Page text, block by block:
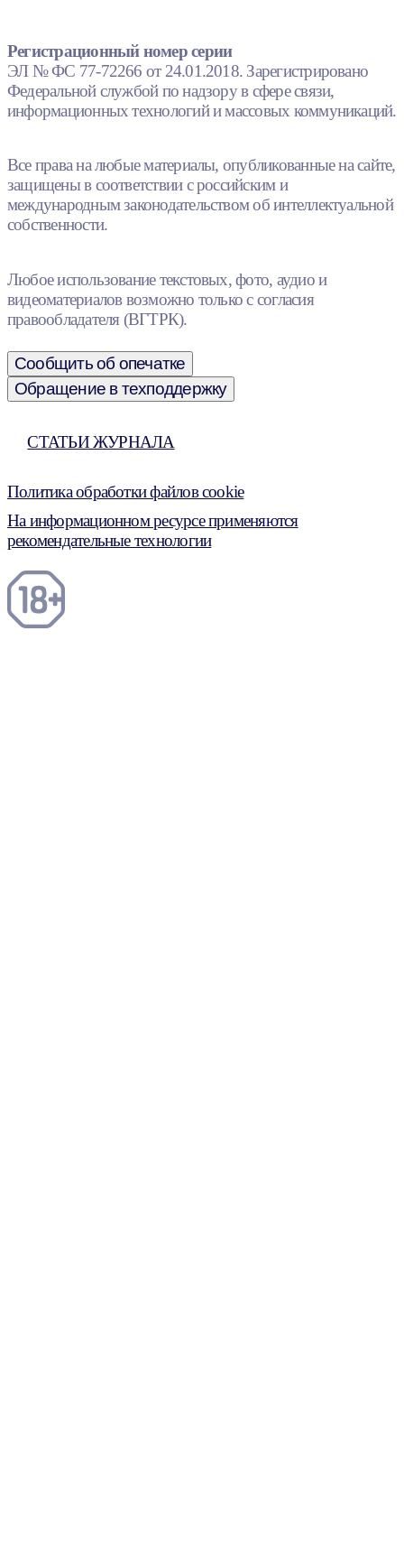
Регистрационный номер серии
ЭЛ № ФС 77-72266 от 24.01.2018. Зарегистрировано
Федеральной службой по надзору в сфере связи,
информационных технологий и массовых коммуникаций.
Все права на любые материалы, опубликованные на сайте,
защищены в соответствии с российским и
международным законодательством об интеллектуальной
собственности.
Любое использование текстовых, фото, аудио и
видеоматериалов возможно только с согласия
правообладателя (ВГТРК).
Сообщить об опечатке
Обращение в техподдержку
СТАТЬИ ЖУРНАЛА
Политика обработки файлов cookie
На информационном ресурсе применяются
рекомендательные технологии